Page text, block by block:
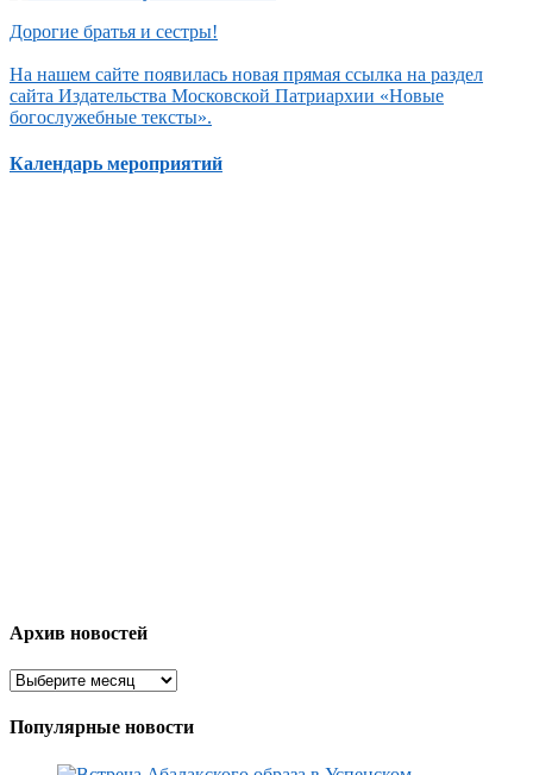
Дорогие братья и сестры!
На нашем сайте появилась новая прямая ссылка на раздел
сайта Издательства Московской Патриархии «Новые
богослужебные тексты».
Календарь мероприятий
Архив новостей
Популярные новости